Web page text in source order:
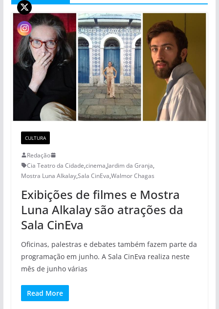
CULTURA
Redação
Cia Teatro da Cidade,cinema,Jardim da Granja,
Mostra Luna Alkalay,Sala CinEva,Walmor Chagas
Exibições de filmes e Mostra
Luna Alkalay são atrações da
Sala CinEva
Oficinas, palestras e debates também fazem parte da
programação em junho. A Sala CinEva realiza neste
mês de junho várias
Read More